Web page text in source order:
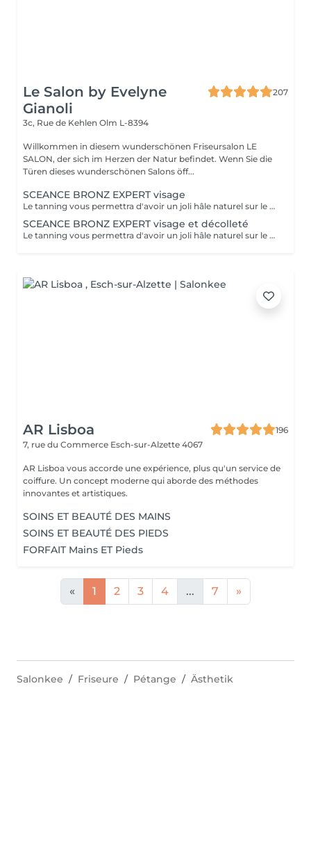
Le Salon by Evelyne
Gianoli
207
3c, Rue de Kehlen Olm L-8394
Willkommen in diesem wunderschönen Friseursalon LE
SALON, der sich im Herzen der Natur befindet. Wenn Sie die
Türen dieses wunderschönen Salons öff...
SCEANCE BRONZ EXPERT visage
Le tanning vous permettra d'avoir un joli hâle naturel sur le visage et le décolleté pour une durée de 8-10 jours. Ce soin est parfait pour vous donner bonne mine, pour une soirée, avant de partir en vacances pour avoir tout de suite un teint halé et ainsi éviter de vous maquiller Conseils avant de venir à la séance : -Effectuez un gommage du visage la veille pour que la peau puisse mieux absorber le produit bronzant.
SCEANCE BRONZ EXPERT visage et décolleté
Le tanning vous permettra d'avoir un joli hâle naturel sur le visage et le décolleté pour une durée de 8-10 jours. Ce soin est parfait pour vous donner bonne mine, pour une soirée, avant de partir en vacances pour avoir tout de suite un teint halé et ainsi éviter de vous maquiller Conseils avant de venir à la séance : -Effectuez un gommage du visage la veille pour que la peau puisse mieux absorber le produit bronzant.
AR Lisboa
196
7, rue du Commerce Esch-sur-Alzette 4067
AR Lisboa vous accorde une expérience, plus qu'un service de
coiffure. Un concept moderne qui aborde des méthodes
innovantes et artistiques.
SOINS ET BEAUTÉ DES MAINS
SOINS ET BEAUTÉ DES PIEDS
FORFAIT Mains ET Pieds
« 1 2 3 4 ... 7 »
Salonkee Friseure Pétange Ästhetik